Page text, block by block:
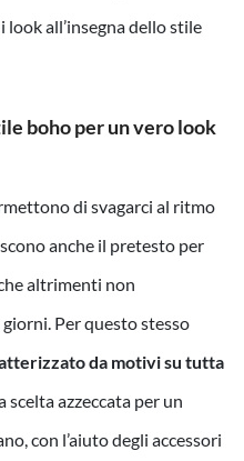
all’insegna dello stile
boho per un vero look
di svagarci al ritmo
anche il pretesto per
altrimenti non
Per questo stesso
da motivi su tutta
scelta azzeccata per un
con l’aiuto degli accessori